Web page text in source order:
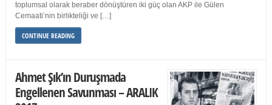
toplumsal olarak beraber dönüştüren iki güç olan AKP ile Gülen
Cemaati’nin birlikteliği ve […]
CONTINUE READING
Ahmet Şık’ın Duruşmada
Engellenen Savunması – ARALIK